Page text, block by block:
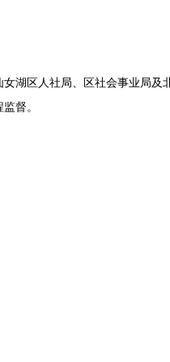
区人社局、区社会事业局及
督。